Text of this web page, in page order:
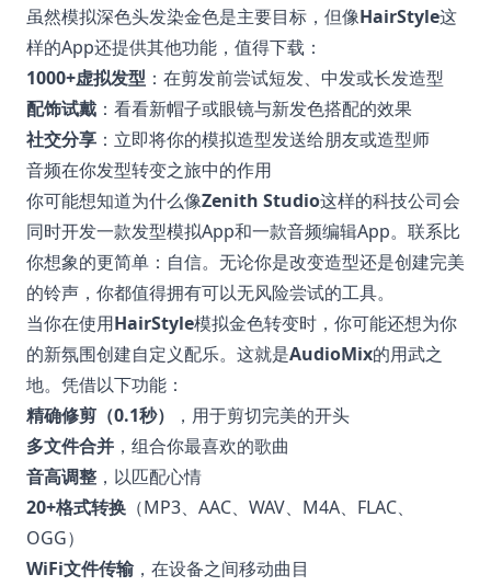
虽然模拟深色头发染金色是主要目标，但像HairStyle这
样的App还提供其他功能，值得下载：
1000+虚拟发型 ：在剪发前尝试短发、中发或长发造型
配饰试戴 ：看看新帽子或眼镜与新发色搭配的效果
社交分享 ：立即将你的模拟造型发送给朋友或造型师
音频在你发型转变之旅中的作用
你可能想知道为什么像Zenith Studio这样的科技公司会
同时开发一款发型模拟App和一款音频编辑App。联系比
你想象的更简单：自信。无论你是改变造型还是创建完美
的铃声，你都值得拥有可以无风险尝试的工具。
当你在使用HairStyle模拟金色转变时，你可能还想为你
的新氛围创建自定义配乐。这就是AudioMix的用武之
地。凭借以下功能：
精确修剪（0.1秒）
，用于剪切完美的开头
多文件合并 ，组合你最喜欢的歌曲
音高调整 ，以匹配心情
20+格式转换 （MP3、AAC、WAV、M4A、FLAC、
OGG）
WiFi文件传输，在设备之间移动曲目